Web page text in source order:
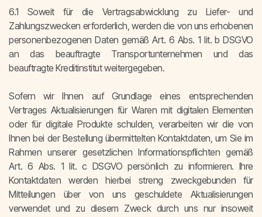
6.1 Soweit für die Vertragsabwicklung zu Liefer- und
Zahlungszwecken erforderlich, werden die von uns erhobenen
personenbezogenen Daten gemäß Art. 6 Abs. 1 lit. b DSGVO
an das beauftragte Transportunternehmen und das
beauftragte Kreditinstitut weitergegeben.
Sofern wir Ihnen auf Grundlage eines entsprechenden
Vertrages Aktualisierungen für Waren mit digitalen Elementen
oder für digitale Produkte schulden, verarbeiten wir die von
Ihnen bei der Bestellung übermittelten Kontaktdaten, um Sie im
Rahmen unserer gesetzlichen Informationspflichten gemäß
Art. 6 Abs. 1 lit. c DSGVO persönlich zu informieren. Ihre
Kontaktdaten werden hierbei streng zweckgebunden für
Mitteilungen über von uns geschuldete Aktualisierungen
verwendet und zu diesem Zweck durch uns nur insoweit